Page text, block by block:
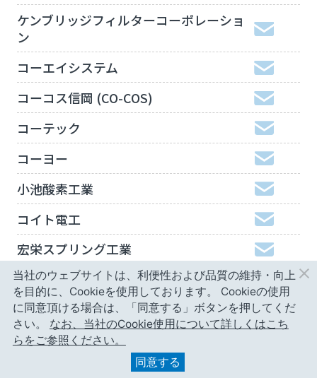
ケンブリッジフィルターコーポレーショ
ン
コーエイシステム
コーコス信岡 (CO-COS)
コーテック
コーヨー
小池酸素工業
コイト電工
宏栄スプリング工業
工機ホールディングスジャパン
弘進ゴム
神津精機
当社のウェブサイトは、利便性および品質の維持・向上
を目的に、Cookieを使用しております。
Cookieの使用
に同意頂ける場合は、「同意する」ボタンを押してくだ
さい。
なお、当社のCookie使用について詳しくはこち
らをご参照ください。
同意する